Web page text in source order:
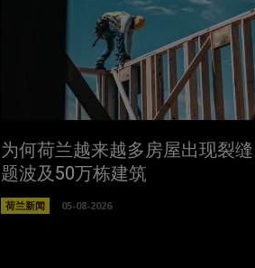
为何荷兰越来越多房屋出现裂
题波及50万栋建筑
荷兰新闻 05-08-2026